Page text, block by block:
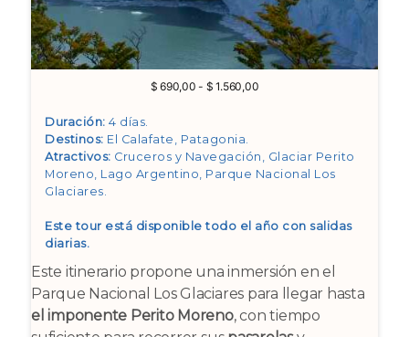
$ 690,00 - $ 1.560,00Rango
$ 690,00
hasta
Duración: 4 días.
Destinos: El Calafate, Patagonia
Atractivos: Cruceros y Navegación, Glaciar Perito
Moreno, Lago Argentino, Parque Nacional Los
Glaciares
Este tour está disponible todo el año con salidas
diarias.
Este itinerario propone una inmersión en el
Parque Nacional Los Glaciares para llegar hasta
el imponente Perito Moreno, con tiempo